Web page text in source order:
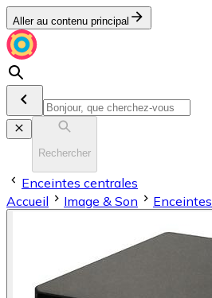
Aller au contenu principal
Rechercher
Enceintes centrales
Accueil
Image & Son Enceintes